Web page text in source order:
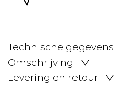
Technische gegevens
Omschrijving
Levering en retour